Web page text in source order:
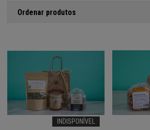
Ordenar produtos
INDISPONÍVEL